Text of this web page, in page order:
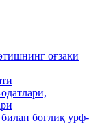
оғзаки
боғлиқ урф-